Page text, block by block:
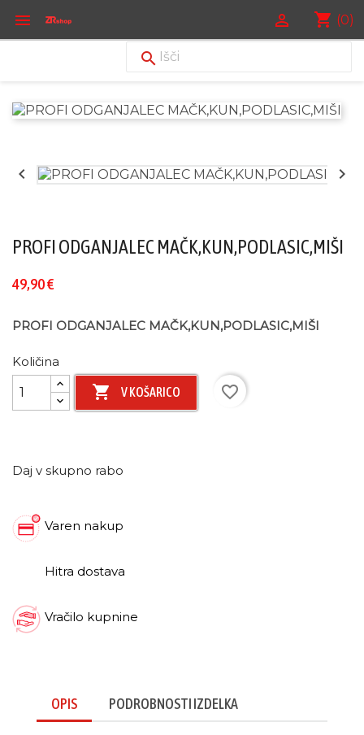
 shopping_cart (0)


 
PROFI ODGANJALEC MAČK,KUN,PODLASIC,MIŠI
49,90 €
PROFI ODGANJALEC MAČK,KUN,PODLASIC,MIŠI
Količina
 V KOŠARICO favorite_border
Daj v skupno rabo
Varen nakup
Hitra dostava
Vračilo kupnine
OPIS PODROBNOSTI IZDELKA